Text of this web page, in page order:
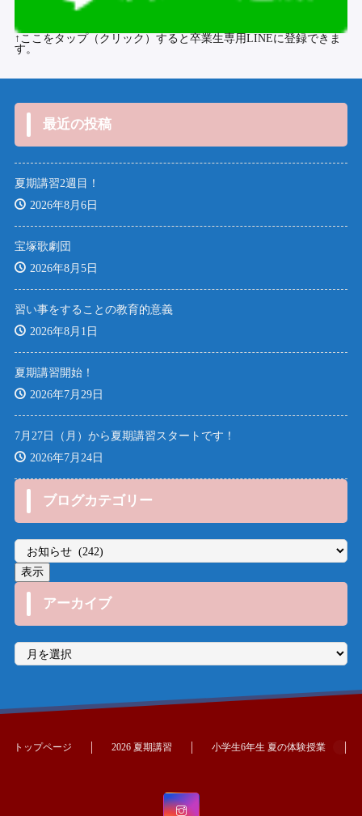
↑ここをタップ（クリック）すると卒業生専用LINEに登録できま
す。
最近の投稿
夏期講習2週目！
2026年8月6日
宝塚歌劇団
2026年8月5日
習い事をすることの教育的意義
2026年8月1日
夏期講習開始！
2026年7月29日
7月27日（月）から夏期講習スタートです！
2026年7月24日
ブログカテゴリー
アーカイブ
ア
カ
トップページ 2026 夏期講習 小学生6年生 夏の体験授業